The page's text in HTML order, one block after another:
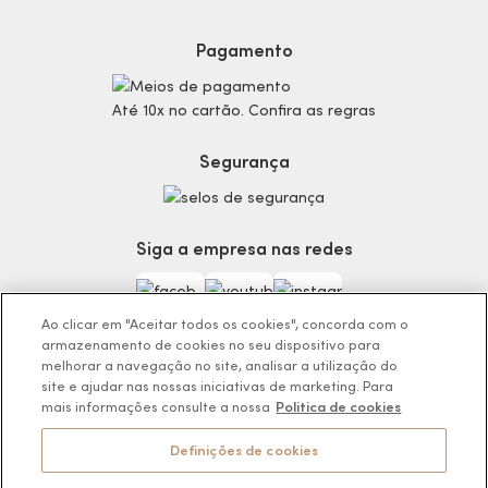
Preferências de Cookies
Consumidor.gov.br
Código de defesa do consumidor
Trocas e Devoluções
Produtos Masculinos
Teste do Tom de Base
Teste da Fragrância Perfeita
Encontre o Presente Ideal!
Beauty Week
Guia da Beleza Eudora
Pagamento
Até 10x no cartão. Confira as regras
Segurança
Siga a empresa nas redes
Os preços da loja online podem variar em relação as lojas físicas e
venda direta.
Ao clicar em "Aceitar todos os cookies", concorda com o
armazenamento de cookies no seu dispositivo para
melhorar a navegação no site, analisar a utilização do
site e ajudar nas nossas iniciativas de marketing. Para
mais informações consulte a nossa Politica de cookies
Definições de cookies